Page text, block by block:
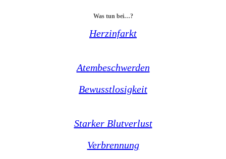
Was tun bei…?
Herzinfarkt
Atembeschwerden
Bewusstlosigkeit
Starker Blutverlust
Verbrennung